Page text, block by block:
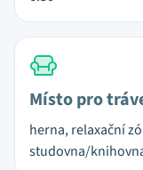
Místo pro
herna, relaxační
studovna/